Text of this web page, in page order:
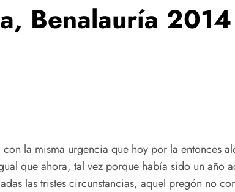
Benalauría 2014
la misma urgencia que hoy por la entonces
que ahora, tal vez porque había sido un año
las tristes circunstancias, aquel pregón no